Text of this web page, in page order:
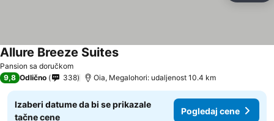
Pansion sa doručkom
Allure Breeze Suites
9,8 Odlično 338 Oia, Megalohori: udaljenost 10.4 km
Izaberi datume da bi se prikazale
tačne cene
Pogledaj cene